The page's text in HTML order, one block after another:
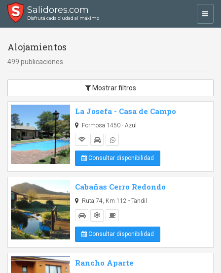
Salidores.com
Disfrutá cada ciudad al máximo
Alojamientos
499 publicaciones
Mostrar filtros
La Josefa - Casa de Campo
Formosa 1450 - Azul
Consultar disponibilidad
Cabañas Cerro Redondo
Ruta 74, Km 112 - Tandil
Consultar disponibilidad
Rancho Aparte